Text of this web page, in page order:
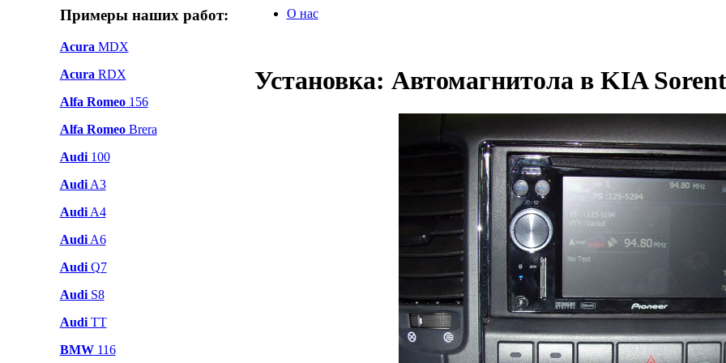
Примеры наших работ:
Acura MDX
Acura RDX
Alfa Romeo156
Alfa RomeoBrera
Audi100
AudiA3
AudiA4
AudiA6
AudiQ7
AudiS8
AudiTT
BMW116
О нас
Установка: Автомагнитола в KIA